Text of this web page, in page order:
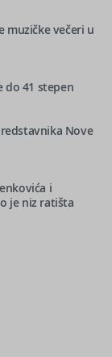
muzičke večeri u
do 41 stepen
Nove
i
je niz ratišta